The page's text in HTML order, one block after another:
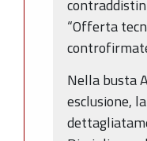
“Offerta
Nella busta
esclusione,